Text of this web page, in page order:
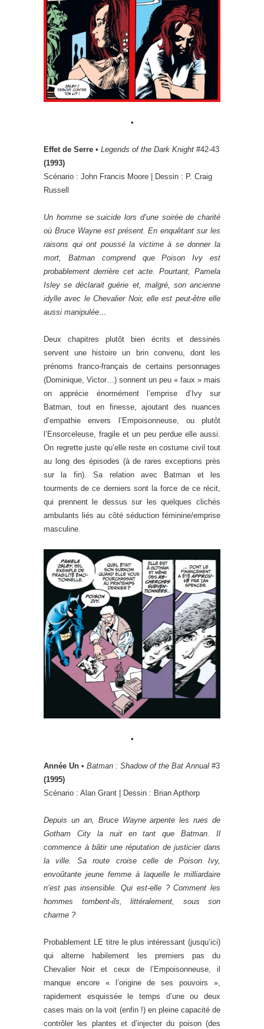
•
Effet de Serre • Legends of the Dark Knight #42-43
(1993)
Scénario : John Francis Moore | Dessin : P. Craig
Russell
Un homme se suicide lors d’une soirée de charité
où Bruce Wayne est présent. En enquêtant sur les
raisons qui ont poussé la victime à se donner la
mort, Batman comprend que Poison Ivy est
probablement derrière cet acte. Pourtant, Pamela
Isley se déclarait guérie et, malgré, son ancienne
idylle avec le Chevalier Noir, elle est peut-être elle
aussi manipulée…
Deux chapitres plutôt bien écrits et dessinés
servent une histoire un brin convenu, dont les
prénoms franco-français de certains personnages
(Dominique, Victor…) sonnent un peu « faux » mais
on apprécie énormément l’emprise d’Ivy sur
Batman, tout en finesse, ajoutant des nuances
d’empathie envers l’Empoisonneuse, ou plutôt
l’Ensorceleuse, fragile et un peu perdue elle aussi.
On regrette juste qu’elle reste en costume civil tout
au long des épisodes (à de rares exceptions près
sur la fin). Sa relation avec Batman et les
tourments de ce derniers sont la force de ce récit,
qui prennent le dessus sur les quelques clichés
ambulants liés au côté séduction féminine/emprise
masculine.
•
Année Un • Batman : Shadow of the Bat Annual #3
(1995)
Scénario : Alan Grant | Dessin : Brian Apthorp
Depuis un an, Bruce Wayne arpente les rues de
Gotham City la nuit en tant que Batman. Il
commence à bâtir une réputation de justicier dans
la ville. Sa route croise celle de Poison Ivy,
envoûtante jeune femme à laquelle le milliardaire
n’est pas insensible. Qui est-elle ? Comment les
hommes tombent-ils, littéralement, sous son
charme ?
Probablement LE titre le plus intéressant (jusqu’ici)
qui alterne habilement les premiers pas du
Chevalier Noir et ceux de l’Empoisonneuse, il
manque encore « l’origine de ses pouvoirs »,
rapidement esquissée le temps d’une ou deux
cases mais on la voit (enfin !) en pleine capacité de
contrôler les plantes et d’injecter du poison (des